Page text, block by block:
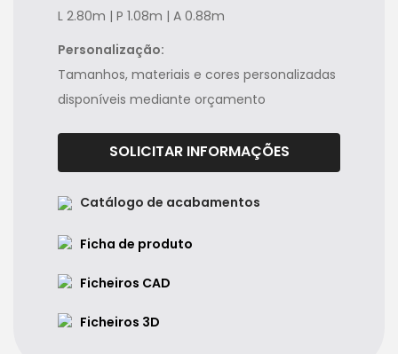
L 2.80m | P 1.08m | A 0.88m
Personalização:
Tamanhos, materiais e cores personalizadas
disponíveis mediante orçamento
SOLICITAR INFORMAÇÕES
Catálogo de acabamentos
Ficha de produto
Ficheiros CAD
Ficheiros 3D